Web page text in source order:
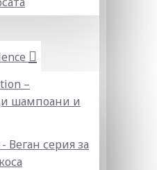
–
шампоани и
Веган серия за